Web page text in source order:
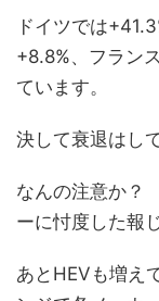
ドイツでは
+8.8%、フラン
ています。
決して衰退はし
なんの注意か？
ーに忖度した報
あとHEVも増え